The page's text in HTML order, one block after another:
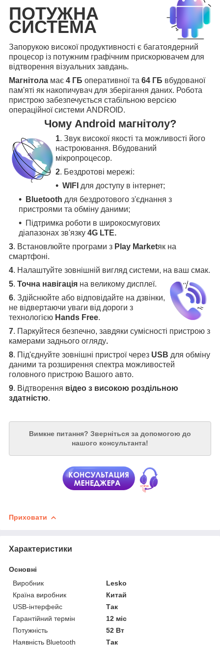
ПОТУЖНА
СИСТЕМА
Запорукою високої продуктивності є багатоядерний
процесор із потужним графічним прискорювачем для
відтворення візуальних завдань.
Магнітола має 4 ГБ оперативної та 64 ГБ вбудованої
пам'яті як накопичувач для зберігання даних. Робота
пристрою забезпечується стабільною версією
операційної системи ANDROID.
Чому Android магнітолу?
1. Звук високої якості та можливості його
настроювання. Вбудований
мікропроцесор.
2. Бездротові мережі:
WIFI для доступу в інтернет;
Bluetooth для бездротового з'єднання з
пристроями та обміну даними;
Підтримка роботи в широкосмугових
діапазонах зв'язку 4G LTE.
3. Встановлюйте програми з Play Marketяк на
смартфоні.
4. Налаштуйте зовнішній вигляд системи, на ваш смак.
5. Точна навігація на великому дисплеї.
6. Здійснюйте або відповідайте на дзвінки,
не відвертаючи уваги від дороги з
технологією Hands Free.
7. Паркуйтеся безпечно, завдяки сумісності пристрою з
камерами заднього огляду.
8. Під'єднуйте зовнішні пристрої через USB для обміну
даними та розширення спектра можливостей
головного пристрою Вашого авто.
9. Відтворення відео з високою роздільною
здатністю.
Вимкне питання? Зверніться за допомогою до
нашого консультанта!
Приховати
Характеристики
Основні
Виробник
Lesko
Країна виробник
Китай
USB-інтерфейс
Так
Гарантійний термін
12 міс
Потужність
52 Вт
Наявність Bluetooth
Так